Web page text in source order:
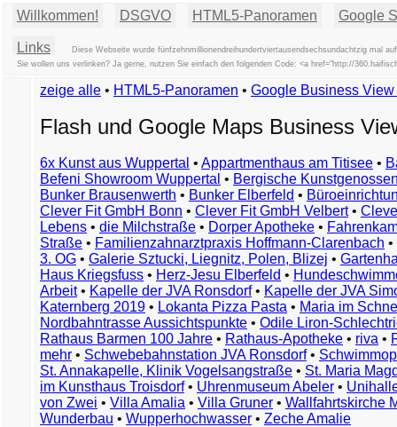
Willkommen! DSGVO HTML5-Panoramen Google
Links
Diese Webseite wurde fünfzehnmillionendreihundertviertausendsechsundachtzig mal
Sie wollen uns verlinken? Ja gerne, nutzen Sie einfach den folgenden Code: <a href="http://
zeige alle • HTML5-Panoramen • Google Business
Flash und Google Maps Business
6x Kunst aus Wuppertal • Appartmenthaus am Titisee •
Befeni Showroom Wuppertal • Bergische
Bunker Brausenwerth • Bunker Elberfeld •
Clever Fit GmbH Bonn • Clever Fit GmbH Velbert•
Lebens • die Milchstraße • Dorper Apotheke •
Straße • Familienzahnarztpraxis Hoffmann-Clarenbach •
3. OG • Galerie Sztucki, Liegnitz, Polen, Blizej •
Haus Kriegsfuss • Herz-Jesu Elberfeld •
Arbeit• Kapelle der JVA Ronsdorf• Kapelle der JVA
Katernberg 2019 • Lokanta Pizza Pasta • Maria im
Nordbahntrasse Aussichtspunkte • Odile Liron-
Rathaus Barmen 100 Jahre • Rathaus-Apotheke • riva •
mehr • Schwebebahnstation JVA Ronsdorf•
St. Annakapelle, Klinik Vogelsangstraße • St. Maria
im Kunsthaus Troisdorf• Uhrenmuseum Abeler •
von Zwei • Villa Amalia • Villa Gruner • Wallfahrtskirche
Wunderbau • Wupperhochwasser • Zeche Amalie